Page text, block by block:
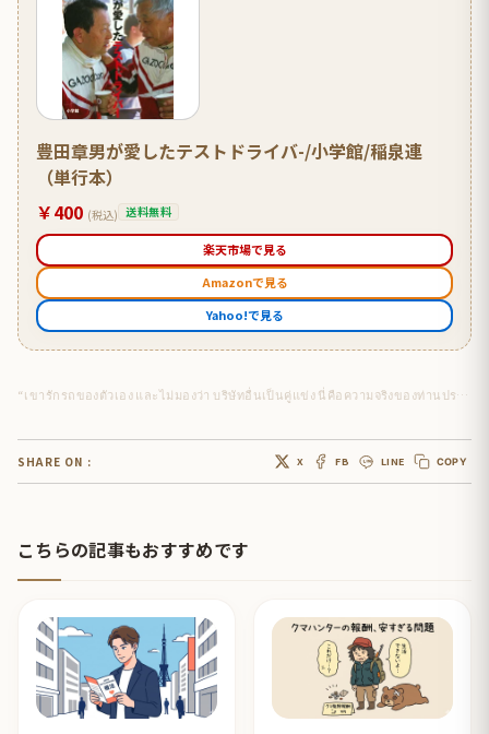
豊田章男が愛したテストドライバ-/小学館/稲泉連
（単行本）
￥400 (税込) 送料無料
楽天市場で見る
Amazonで見る
Yahoo!で見る
“เขารักรถของตัวเอง และไม่มองว่า บริษัทอื่นเป็นคู่แข่ง นี่คือความจริงของท่านประธานโทโยดะ”
SHARE ON : X FB LINE COPY
こちらの記事もおすすめです